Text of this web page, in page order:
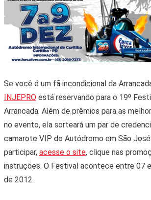
Se você é um fã incondicional da
INJEPROestá reservando para o 19º
Arrancada. Além de prêmios para as
no evento, ela sorteará um par de
camarote VIP do Autódromo em São José
participar, acesse o site, clique nas
instruções. O Festival acontece entre 07
de 2012.